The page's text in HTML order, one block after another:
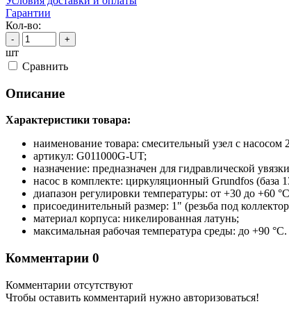
Гарантии
Кол-во:
- +
шт
Cравнить
Описание
Характеристики товара:
наименование товара: смесительный узел с
артикул: G011000G-UT;
назначение: предназначен для гидравлической
насос в комплекте: циркуляционный Grundfos (база
диапазон регулировки температуры: от +30 до +60
присоединительный размер: 1" (резьба под
материал корпуса: никелированная латунь;
максимальная рабочая температура среды: до +90 °C.
Комментарии 0
Комментарии отсутствуют
Чтобы оставить комментарий нужно авторизоваться!